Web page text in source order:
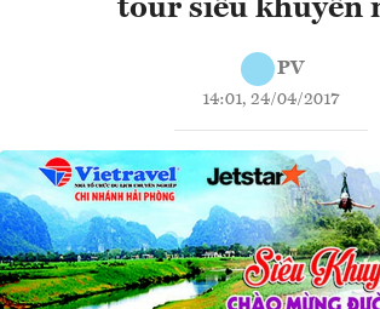
tour siêu khuyến
PV
14:01, 24/04/2017